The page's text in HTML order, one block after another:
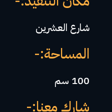
شارع العشرين
المساحة:-
100 سم
شارك معنا:-